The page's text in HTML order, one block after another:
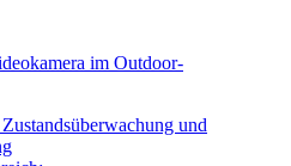
im Outdoor-
und